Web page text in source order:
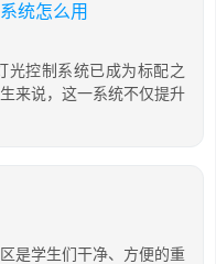
统怎么用
光控制系统已成为标配之
来说，这一系统不仅提升
是学生们干净、方便的重